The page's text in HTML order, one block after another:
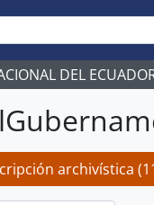
DEL
archivística